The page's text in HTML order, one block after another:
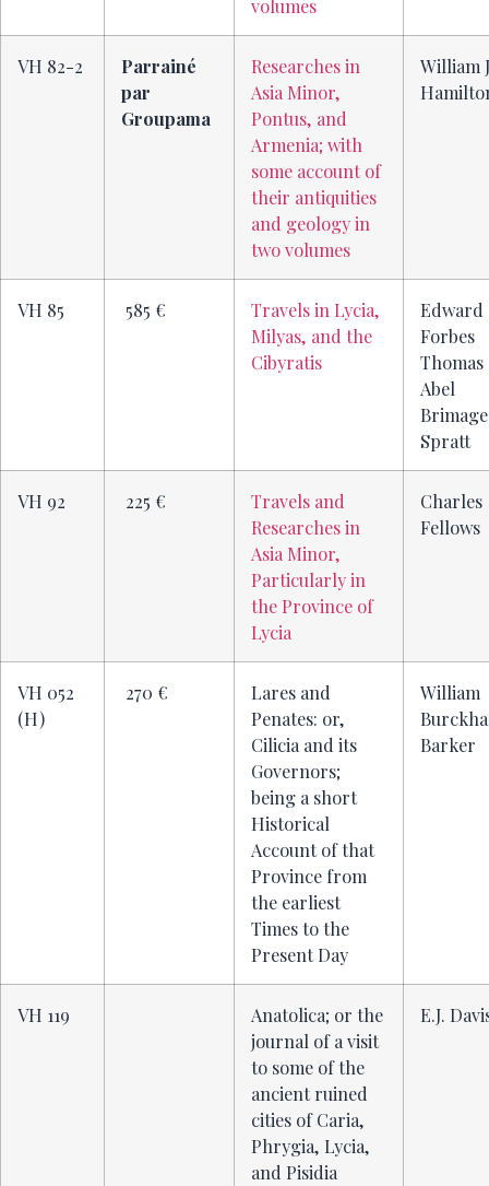
volumes
VH 82-2
Parrainé
par
Groupama
Researches in
Asia Minor,
Pontus, and
Armenia; with
some account of
their antiquities
and geology in
two volumes
William
VH 85 585 €
Travels in Lycia,
Milyas, and the
Cibyratis
Edward
Forbes
Thomas
Abel
Brimage
Spratt
VH 92 225 €
Travels and
Researches in
Asia Minor,
Particularly in
the Province of
Lycia
Charles
Fellows
VH 052
(H)
270 €
Lares and
Penates: or,
Cilicia and its
Governors;
being a short
Historical
Account of that
Province from
the earliest
Times to the
Present Day
William
Barker
VH 119
Anatolica; or the
journal of a visit
to some of the
ancient ruined
cities of Caria,
Phrygia, Lycia,
and Pisidia
E.J.